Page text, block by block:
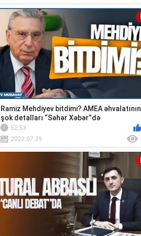
Ramiz Mehdiyev bitdimi? AMEA əhvalatının
şok detalları “Səhər Xəbər”də
52:53
2022.07.29